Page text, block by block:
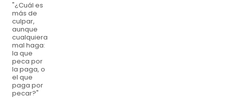
"¿Cuál es
más de
culpar,
aunque
cualquiera
mal haga:
la que
peca por
la paga, o
el que
paga por
pecar?"